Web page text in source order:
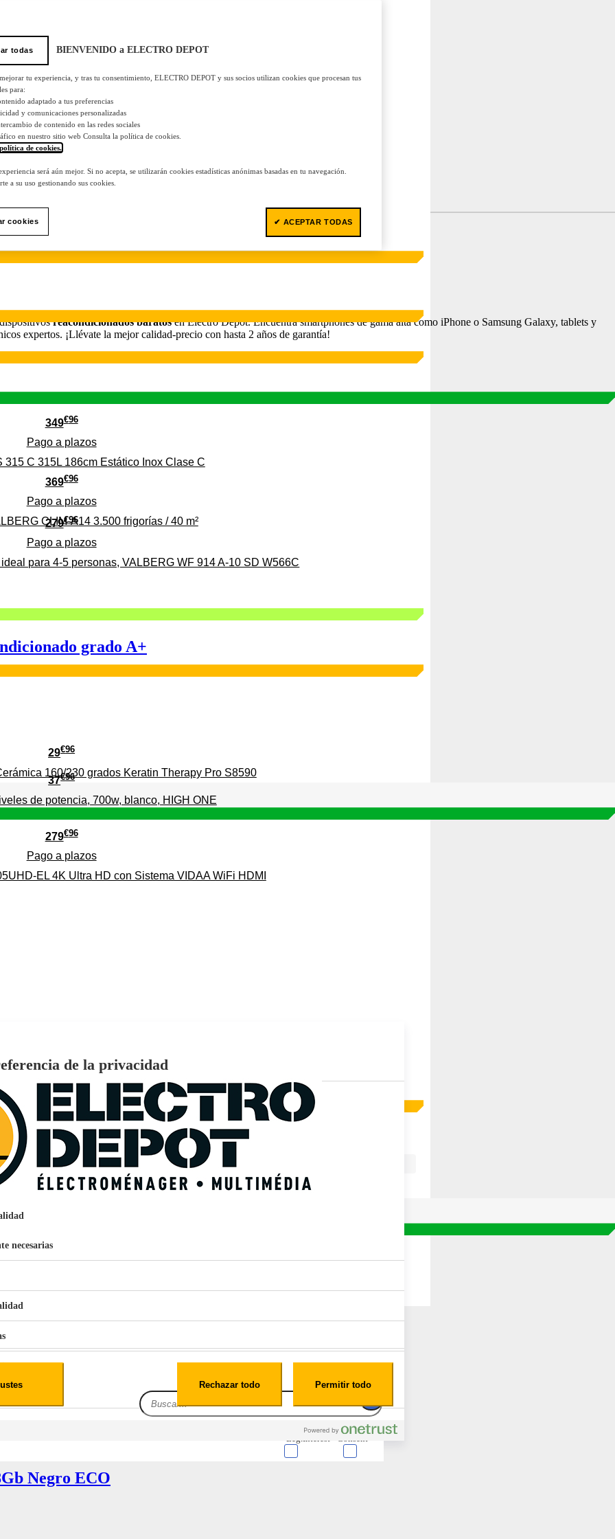
279€96
Pago a plazos
para 4-5 personas, VALBERG WF 914 A-10 SD W566C
349€96
Pago a plazos
C 315L 186cm Estático Inox Clase C
37€96
de potencia, 700w, blanco, HIGH ONE
369€96
Pago a plazos
CLIM-A14 3.500 frigorías / 40 m²
1,1L Limpia Sofás Alfombras Coche SP3
29€96
160/230 grados Keratin Therapy Pro S8590
279€96
Pago a plazos
EL 4K Ultra HD con Sistema VIDAA WiFi HDMI
159€ 96
Pago aplazos
EcoTank EPSON ET-2861
reacondicionados baratosen Electro Depot. Encuentra smartphones de gama alta como iPhone o Samsung Galaxy, tablets y
expertos. ¡Llévate la mejor calidad-precio con hasta 2 años de garantía!
grado A+
Grado ECO
Negro ECO
todas BIENVENIDO a ELECTRO DEPOT
tu experiencia, y tras tu consentimiento, ELECTRO DEPOT y sus socios utilizan cookies que procesan tus
para:
adaptado a tus preferencias
y comunicaciones personalizadas
de contenido en las redes sociales
en nuestro sitio web Consulta la política de cookies.
de cookies.
será aún mejor. Si no acepta, se utilizarán cookies estadísticas anónimas basadas en tu navegación.
a su uso gestionando sus cookies.
cookies ✔ ACEPTAR TODAS
de la privacidad
necesarias
Consent
Leg.Interest
Rechazar todo Permitir todo